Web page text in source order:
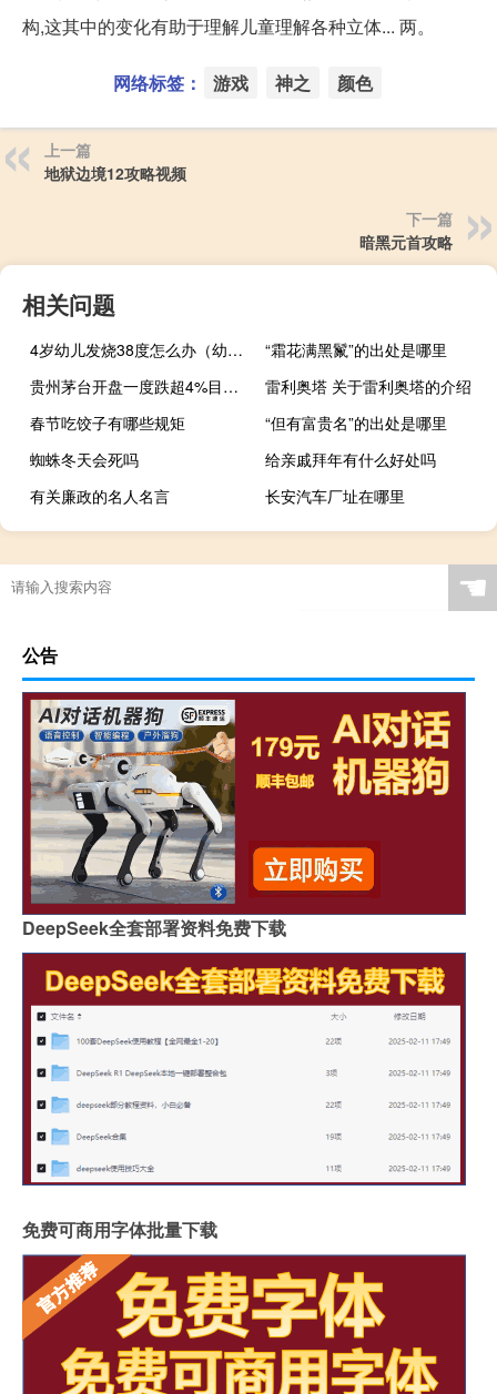
构,这其中的变化有助于理解儿童理解各种立体... 两。
网络标签： 游戏 神之 颜色
上一篇
地狱边境12攻略视频
下一篇
暗黑元首攻略
相关问题
4岁幼儿发烧38度怎么办（幼儿发烧38度怎么办）
“霜花满黑鬣”的出处是哪里
贵州茅台开盘一度跌超4%目前跌幅略有收窄跌3.2%
雷利奥塔 关于雷利奥塔的介绍
春节吃饺子有哪些规矩
“但有富贵名”的出处是哪里
蜘蛛冬天会死吗
给亲戚拜年有什么好处吗
有关廉政的名人名言
长安汽车厂址在哪里
☚
公告
DeepSeek全套部署资料免费下载
免费可商用字体批量下载